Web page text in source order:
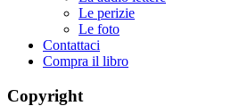
Le perizie
Le foto
Contattaci
Compra il libro
Copyright